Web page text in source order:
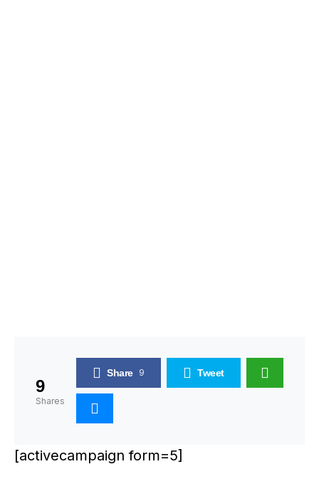
9
Shares
Share 9 Tweet
[activecampaign form=5]